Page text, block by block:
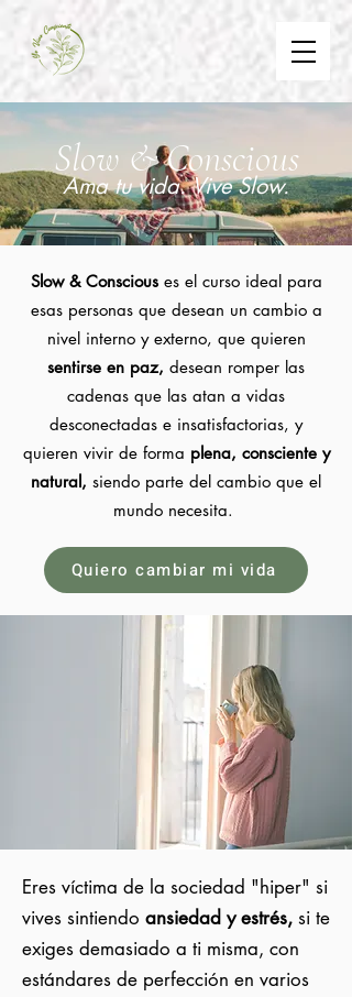
Slow & Conscious
Ama tu vida. Vive Slow.
Slow & Conscious es el curso ideal para
esas personas que desean un cambio a
nivel interno y externo, que quieren
sentirse en paz, desean romper las
cadenas que las atan a vidas
desconectadas e insatisfactorias, y
quieren vivir de forma plena, consciente y
natural, siendo parte del cambio que el
mundo necesita.
Quiero cambiar mi vida
Eres víctima de la sociedad "hiper" si
vives sintiendo ansiedad y estrés, si te
exiges demasiado a ti misma, con
estándares de perfección en varios